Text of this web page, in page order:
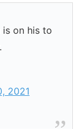
is on his to
2021